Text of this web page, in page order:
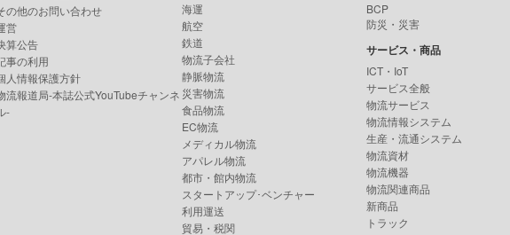
の他のお問い合わせ
営
算公告
事の利用
人情報保護方針
流報道局-本誌公式YouTubeチャンネ
-
海運
航空
鉄道
物流子会社
静脈物流
災害物流
食品物流
EC物流
メディカル物流
アパレル物流
都市・館内物流
スタートアップ･ベンチャー
利用運送
貿易・税関
BCP
防災・災害
サービス・商品
ICT・IoT
サービス全般
物流サービス
物流情報システム
生産・流通システム
物流資材
物流機器
物流関連商品
新商品
トラック